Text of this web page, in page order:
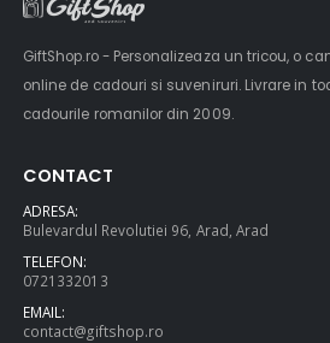
GiftShop.ro - Personalizeaza un tricou, o
online de cadouri si suveniruri. Livrare in
cadourile romanilor din 2009.
CONTACT
ADRESA:
Bulevardul Revolutiei 96, Arad, Arad
TELEFON:
0721332013
EMAIL:
contact@giftshop.ro